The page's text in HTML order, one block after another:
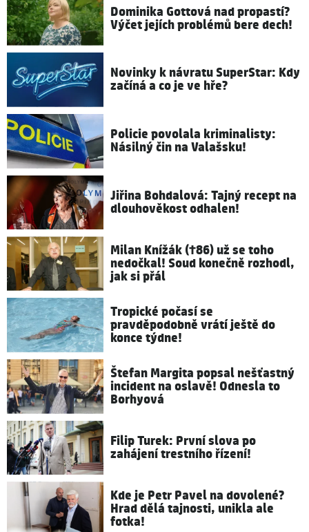
Dominika Gottová nad propastí?
Výčet jejích problémů bere dech!
Novinky k návratu SuperStar: Kdy
začíná a co je ve hře?
Policie povolala kriminalisty:
Násilný čin na Valašsku!
Jiřina Bohdalová: Tajný recept na
dlouhověkost odhalen!
Milan Knížák (†86) už se toho
nedočkal! Soud konečně rozhodl,
jak si přál
Tropické počasí se
pravděpodobně vrátí ještě do
konce týdne!
Štefan Margita popsal nešťastný
incident na oslavě! Odnesla to
Borhyová
Filip Turek: První slova po
zahájení trestního řízení!
Kde je Petr Pavel na dovolené?
Hrad dělá tajnosti, unikla ale
fotka!